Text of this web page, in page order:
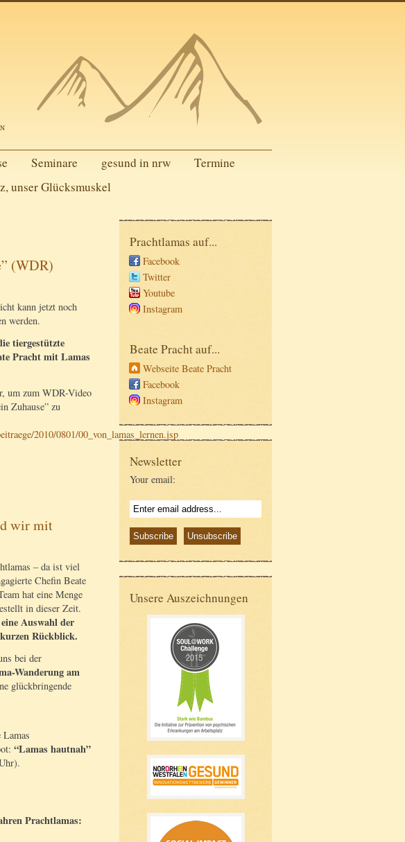
Seminare gesund in nrw
Termine
unser Glücksmuskel
Prachtlamas auf...
Facebook
Twitter
Youtube
Instagram
Beate Pracht auf...
Webseite Beate Pracht
Facebook
Instagram
Newsletter
Your email:
Unsere Auszeichnungen
(WDR)
kann jetzt noch
werden.
tiergestützte
Pracht mit Lamas
um zum WDR-Video
Zuhause” zu
2010/0801/00_von_lamas_lernen.jsp
wir mit
– da ist viel
Chefin Beate
hat eine Menge
in dieser Zeit.
Auswahl der
Rückblick.
bei der
Wanderung am
glückbringende
“Lamas hautnah”
Prachtlamas: